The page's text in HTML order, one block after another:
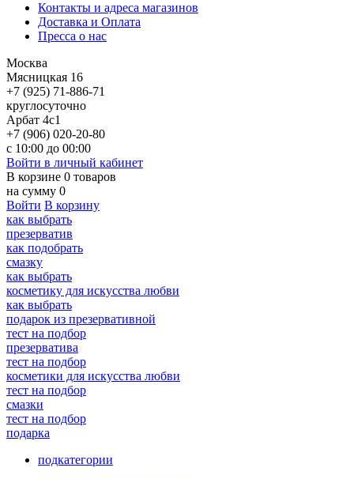
Контакты и адреса магазинов
Доставка и Оплата
Пресса о нас
Москва
Мясницкая 16
+7 (925) 71-886-71
круглосуточно
Арбат 4с1
+7 (906) 020-20-80
с 10:00 до 00:00
Войти в личный кабинет
В корзине 0 товаров
на сумму 0
Войти В корзину
как выбрать
презерватив
как подобрать
смазку
как выбрать
косметику для искусства любви
как выбрать
подарок из презервативной
тест на подбор
презерватива
тест на подбор
косметики для искусства любви
тест на подбор
смазки
тест на подбор
подарка
подкатегории